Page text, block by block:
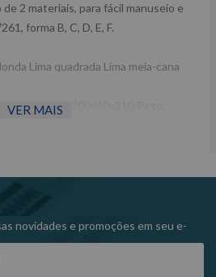
2 materiais, para fácil manuseio e
forma B, C, D, E, F.
Lima quadrada Lima meia-cana
CxLxA (mm): 200x40x310 Peso:
VER MAIS
novidades e promoções em seu e-